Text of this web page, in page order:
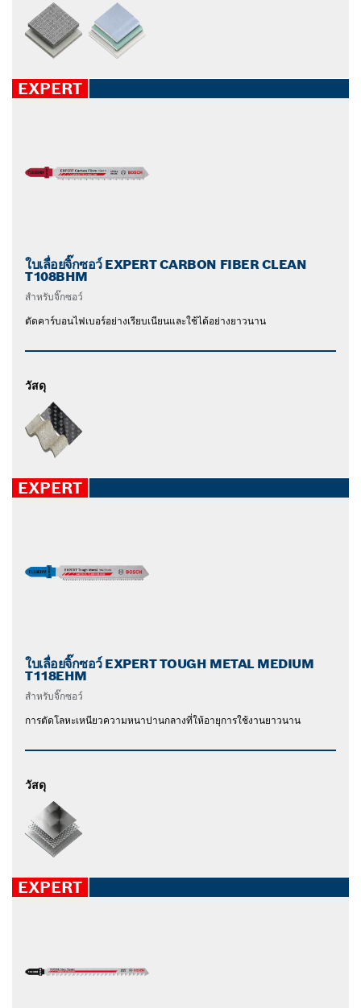
EXPERT
ใบเลื่อยจิ๊กซอว์ EXPERT CARBON FIBER CLEAN
T108BHM
สำหรับจิ๊กซอว์
ตัดคาร์บอนไฟเบอร์อย่างเรียบเนียนและใช้ได้อย่างยาวนาน
วัสดุ
EXPERT
ใบเลื่อยจิ๊กซอว์ EXPERT TOUGH METAL MEDIUM
T118EHM
สำหรับจิ๊กซอว์
การตัดโลหะเหนียวความหนาปานกลางที่ให้อายุการใช้งานยาวนาน
วัสดุ
EXPERT